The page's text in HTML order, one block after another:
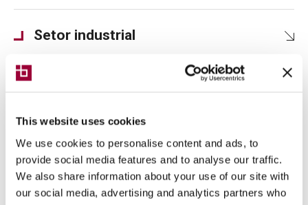
This website uses cookies
We use cookies to personalise content and ads, to
provide social media features and to analyse our traffic.
We also share information about your use of our site with
our social media, advertising and analytics partners who
Setor industrial
Controlo numérico
Potência do fuso